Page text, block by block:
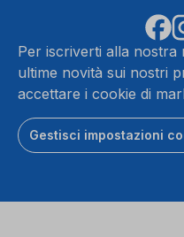
Per iscriverti alla nostra
ultime novità sui nostri
accettare i cookie di
Gestisci impostazioni